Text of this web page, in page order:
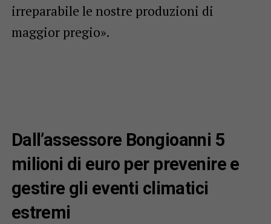
irreparabile le nostre produzioni di
maggior pregio».
Dall’assessore Bongioanni 5
milioni di euro per prevenire e
gestire gli eventi climatici
estremi